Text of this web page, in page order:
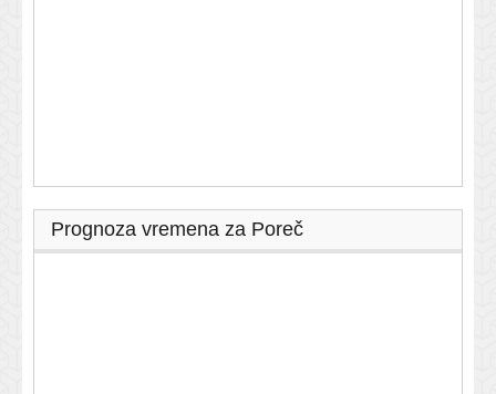
Prognoza vremena za Poreč